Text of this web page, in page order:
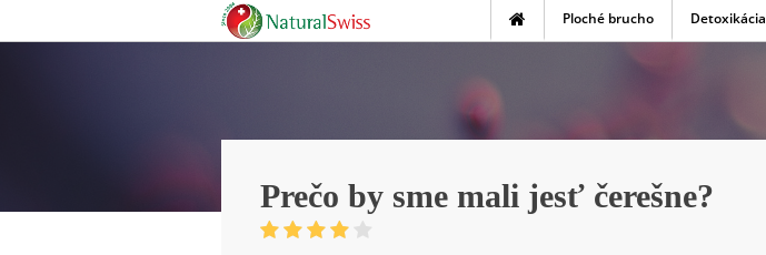
Ploché brucho Detoxikácia
Prečo by sme mali jesť čerešne?